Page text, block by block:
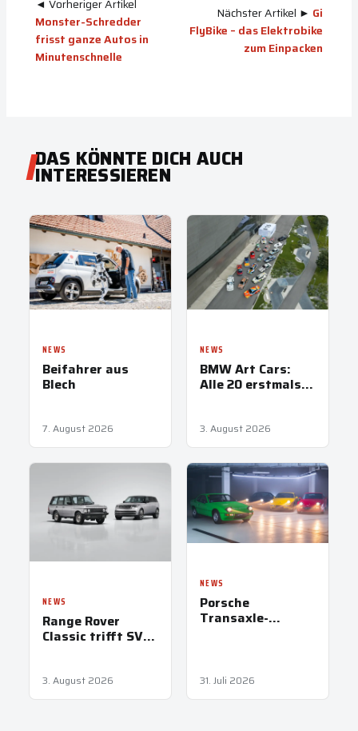
◄ Vorheriger Artikel
Monster-Schredder
frisst ganze Autos in
Minutenschnelle
Nächster Artikel ► Gi
FlyBike – das Elektrobike
zum Einpacken
DAS KÖNNTE DICH AUCH
INTERESSIEREN
NEWS
Beifahrer aus
Blech
7. August 2026
NEWS
BMW Art Cars:
Alle 20 erstmals
3. August 2026
NEWS
Range Rover
Classic trifft SV
3. August 2026
NEWS
Porsche
Transaxle-
31. Juli 2026